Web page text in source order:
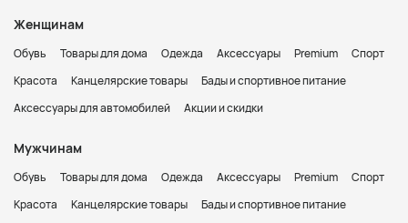
Женщинам
Обувь Товары для дома Одежда Аксессуары Premium
Спорт
Красота
Канцелярские товары
Бады и спортивное питание
Аксессуары для автомобилей
Акции и скидки
Мужчинам
Обувь Товары для дома Одежда Аксессуары Premium
Спорт
Красота
Канцелярские товары
Бады и спортивное питание